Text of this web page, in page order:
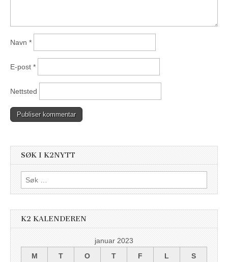
Navn *
E-post *
Nettsted
SØK I K2NYTT
Søk
etter:
K2 KALENDEREN
januar 2023
M
T O T F L S